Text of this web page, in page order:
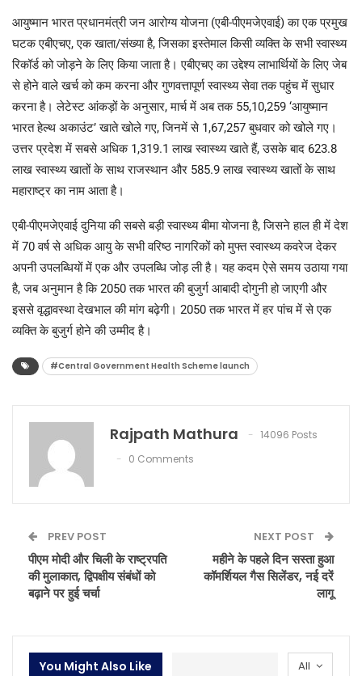
आयुष्मान भारत प्रधानमंत्री जन आरोग्य योजना (एबी-पीएमजेएवाई) का एक प्रमुख
घटक एबीएचए, एक खाता/संख्या है, जिसका इस्तेमाल किसी व्यक्ति के सभी स्वास्थ्य
रिकॉर्ड को जोड़ने के लिए किया जाता है। एबीएचए का उद्देश्य लाभार्थियों के लिए जेब
से होने वाले खर्च को कम करना और गुणवत्तापूर्ण स्वास्थ्य सेवा तक पहुंच में सुधार
करना है। लेटेस्ट आंकड़ों के अनुसार, मार्च में अब तक 55,10,259 ‘आयुष्मान
भारत हेल्थ अकाउंट’ खाते खोले गए, जिनमें से 1,67,257 बुधवार को खोले गए।
उत्तर प्रदेश में सबसे अधिक 1,319.1 लाख स्वास्थ्य खाते हैं, उसके बाद 623.8
लाख स्वास्थ्य खातों के साथ राजस्थान और 585.9 लाख स्वास्थ्य खातों के साथ
महाराष्ट्र का नाम आता है।
एबी-पीएमजेएवाई दुनिया की सबसे बड़ी स्वास्थ्य बीमा योजना है, जिसने हाल ही में देश
में 70 वर्ष से अधिक आयु के सभी वरिष्ठ नागरिकों को मुफ्त स्वास्थ्य कवरेज देकर
अपनी उपलब्धियों में एक और उपलब्धि जोड़ ली है। यह कदम ऐसे समय उठाया गया
है, जब अनुमान है कि 2050 तक भारत की बुजुर्ग आबादी दोगुनी हो जाएगी और
इससे वृद्धावस्था देखभाल की मांग बढ़ेगी। 2050 तक भारत में हर पांच में से एक
व्यक्ति के बुजुर्ग होने की उम्मीद है।
#Central Government Health Scheme launch
Rajpath Mathura
14096 Posts
0 Comments
PREV POST
पीएम मोदी और चिली के राष्ट्रपति
की मुलाकात, द्विपक्षीय संबंधों को
बढ़ाने पर हुई चर्चा
NEXT POST
महीने के पहले दिन सस्ता हुआ
कॉमर्शियल गैस सिलेंडर, नई दरें
लागू
All
You Might Also Like